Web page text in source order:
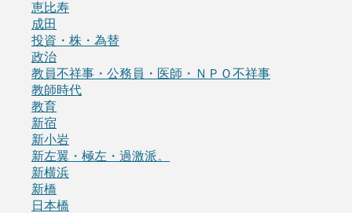
恵比寿
成田
投資・株・為替
政治
教員不祥事・公務員・医師・ＮＰＯ不祥事
教師時代
教育
新宿
新小岩
新左翼・極左・過激派。
新横浜
新橋
日本橋